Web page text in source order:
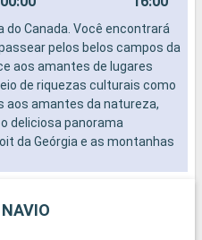
do Canada. Você encontrará
pelos belos campos da
aos amantes de lugares
de riquezas culturais como
aos amantes da natureza,
deliciosa panorama
da Geórgia e as montanhas